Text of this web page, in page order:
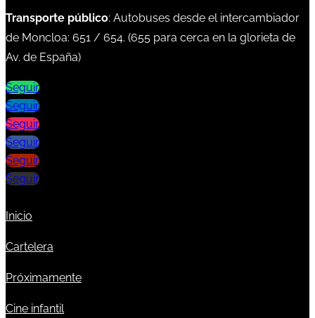
Transporte público: Autobuses desde el intercambiador
de Moncloa: 651 / 654. (655 para cerca en la glorieta de
Av. de España)
Seguir
Seguir
Seguir
Seguir
Seguir
Seguir
Inicio
Cartelera
Próximamente
Cine infantil